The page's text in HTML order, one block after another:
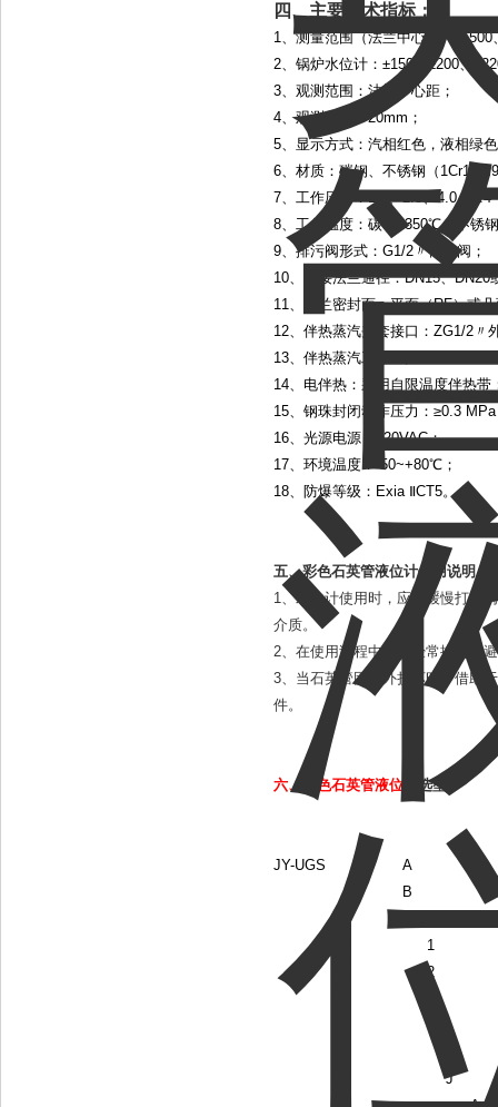
四、主要技术指标：
1、测量范围（法兰中心距）：
2、锅炉水位计：±150、±200、
3、观测范围：法兰中心距；
4、观测宽度：20mm；
5、显示方式：汽相红色，液相绿
6、材质：碳钢、不锈钢（
7、工作压力：1.2、2.5、4.0、6.4
8、工作温度：碳钢≤350℃；不锈
9、排污阀形式：G1/2〃截止阀；
10、连接法兰通径：DN15、
11、法兰密封面：平面（RF）或
12、伴热蒸汽夹套接口：ZG1/2〃
13、伴热蒸汽工作压力：≤1.0
14、电伴热：采用自限温度伴热带
15、钢珠封闭动作压力：≥0.3
16、光源电源：220VAC；
17、环境温度：-50~+80℃；
18、防爆等级：Exia ⅡCT5。
五、彩色石英管液位计使用说明：
1、水位计使用时，应先缓慢打开
介质。
2、在使用过程中要求经常排污，
3、当石英管因意外损坏时，借助
件。
六、彩色石英管液位计 选型：
JY-UGS
A
B
1
2
4
J